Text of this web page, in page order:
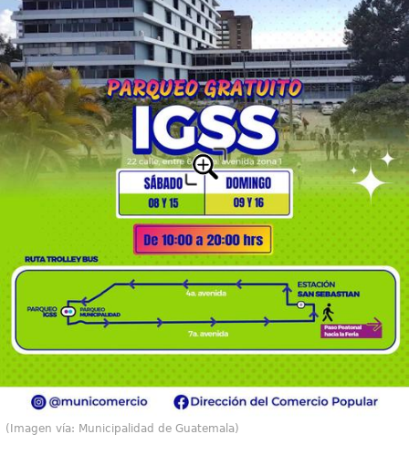
(Imagen vía: Municipalidad de Guatemala)